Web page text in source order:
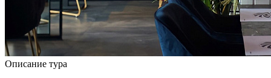
Описание тура